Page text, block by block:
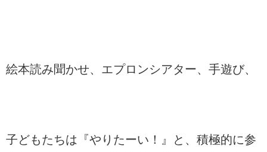
絵本読み聞かせ、エプロンシアター、手遊び、
子どもたちは『やりたーい！』と、積極的に参